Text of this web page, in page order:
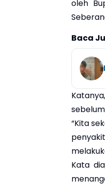
oleh
Baca
“Kita
Kata